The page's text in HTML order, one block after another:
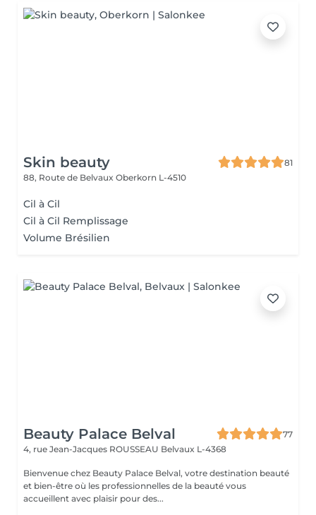
Skin beauty
81
88, Route de Belvaux Oberkorn L-4510
Cil à Cil
Cil à Cil Remplissage
Volume Brésilien
Beauty Palace Belval
77
4, rue Jean-Jacques ROUSSEAU Belvaux L-4368
Bienvenue chez Beauty Palace Belval, votre destination beauté
et bien-être où les professionnelles de la beauté vous
accueillent avec plaisir pour des...